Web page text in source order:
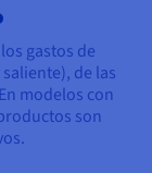
gastos de
de las
modelos con
son